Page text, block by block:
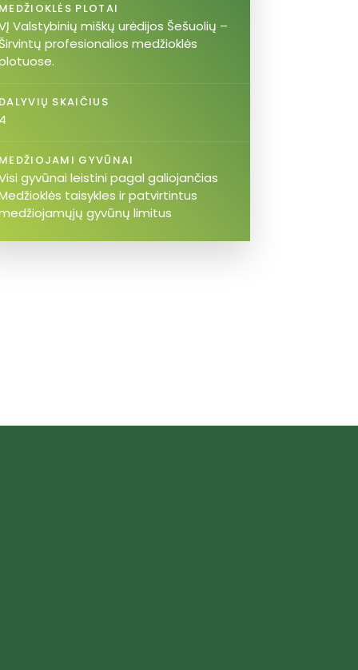
PLOTAI
Valstybinių miškų urėdijos Šešuolių –
profesionalios medžioklės
SKAIČIUS
GYVŪNAI
gyvūnai leistini pagal galiojančias
taisykles ir patvirtintus
gyvūnų limitus